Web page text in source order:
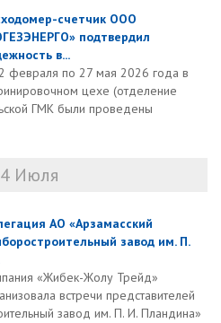
счетчик ООО
подтвердил
в...
февраля по 27 мая 2026 года в
цехе (отделение
ГМК были проведены
Июля
АО «Арзамасский
завод им. П.
«Жибек-Жолу Трейд»
встречи представителей
завод им. П. И. Пландина»